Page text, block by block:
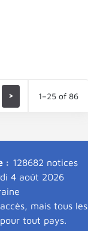
> 1–25 of 86
: 128682 notices
4 août 2026
mais tous les
tout pays.